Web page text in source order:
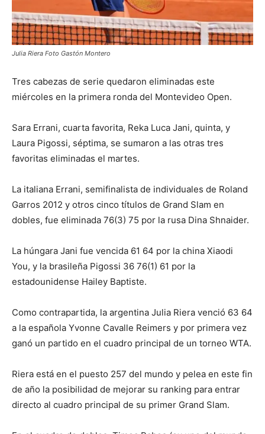
Julia Riera Foto Gastón Montero
Tres cabezas de serie quedaron eliminadas este
miércoles en la primera ronda del Montevideo Open.
Sara Errani, cuarta favorita, Reka Luca Jani, quinta, y
Laura Pigossi, séptima, se sumaron a las otras tres
favoritas eliminadas el martes.
La italiana Errani, semifinalista de individuales de Roland
Garros 2012 y otros cinco títulos de Grand Slam en
dobles, fue eliminada 76(3) 75 por la rusa Dina Shnaider.
La húngara Jani fue vencida 61 64 por la china Xiaodi
You, y la brasileña Pigossi 36 76(1) 61 por la
estadounidense Hailey Baptiste.
Como contrapartida, la argentina Julia Riera venció 63 64
a la española Yvonne Cavalle Reimers y por primera vez
ganó un partido en el cuadro principal de un torneo WTA.
Riera está en el puesto 257 del mundo y pelea en este fin
de año la posibilidad de mejorar su ranking para entrar
directo al cuadro principal de su primer Grand Slam.